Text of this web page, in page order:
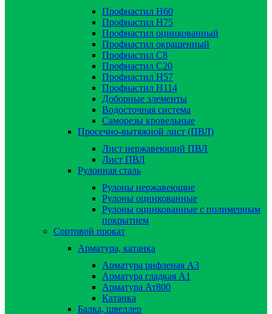
Профнастил Н60
Профнастил Н75
Профнастил оцинкованный
Профнастил окрашенный
Профнастил С8
Профнастил С20
Профнастил Н57
Профнастил Н114
Доборные элементы
Водосточная система
Саморезы кровельные
Просечно-вытяжной лист (ПВЛ)
Лист нержавеющий ПВЛ
Лист ПВЛ
Рулонная сталь
Рулоны нержавеющие
Рулоны оцинкованные
Рулоны оцинкованные с полимерным
покрытием
Сортовой прокат
Арматура, катанка
Арматура рифленая А3
Арматура гладкая А1
Арматура Ат800
Катанка
Балка, швеллер